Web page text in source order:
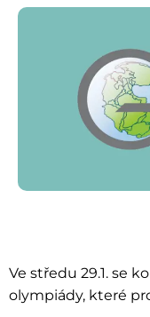
Ve středu 29.1. se
olympiády, které